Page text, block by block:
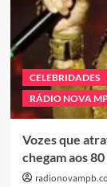
CELEBRIDADES
RÁDIO NOVA
Vozes que
chegam aos